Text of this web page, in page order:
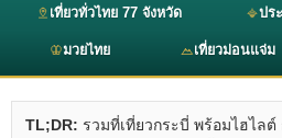
เที่ยวทั่วไทย 77 จังหวัด ปร
มวยไทย เที่ยวม่อนแจ่ม
TL;DR: รวมที่เที่ยวกระบี่ พร้อมไฮไล